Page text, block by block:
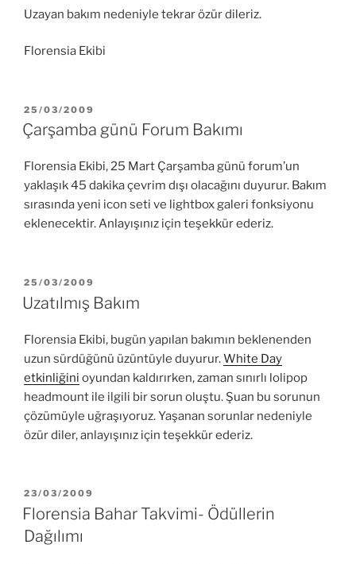
Uzayan bakım nedeniyle tekrar özür dileriz.
Florensia Ekibi
YAYIM
TARIHI
25/03/2009
Çarşamba günü Forum Bakımı
Florensia Ekibi, 25 Mart Çarşamba günü forum’un
yaklaşık 45 dakika çevrim dışı olacağını duyurur. Bakım
sırasında yeni icon seti ve lightbox galeri fonksiyonu
eklenecektir. Anlayışınız için teşekkür ederiz.
YAYIM
TARIHI
25/03/2009
Uzatılmış Bakım
Florensia Ekibi, bugün yapılan bakımın beklenenden
uzun sürdüğünü üzüntüyle duyurur.White Day
etkinliğini oyundan kaldırırken, zaman sınırlı lolipop
headmount ile ilgili bir sorun oluştu. Şuan bu sorunun
çözümüyle uğraşıyoruz. Yaşanan sorunlar nedeniyle
özür diler, anlayışınız için teşekkür ederiz.
YAYIM
TARIHI
23/03/2009
Florensia Bahar Takvimi- Ödüllerin
Dağılımı